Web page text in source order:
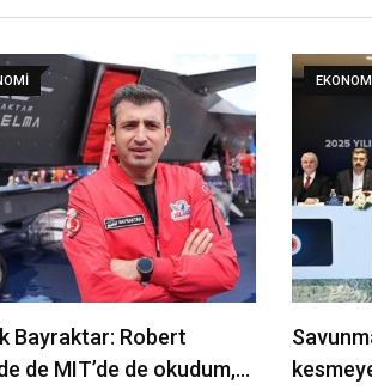
Bayraktar: Robert
de MIT’de de okudum,…